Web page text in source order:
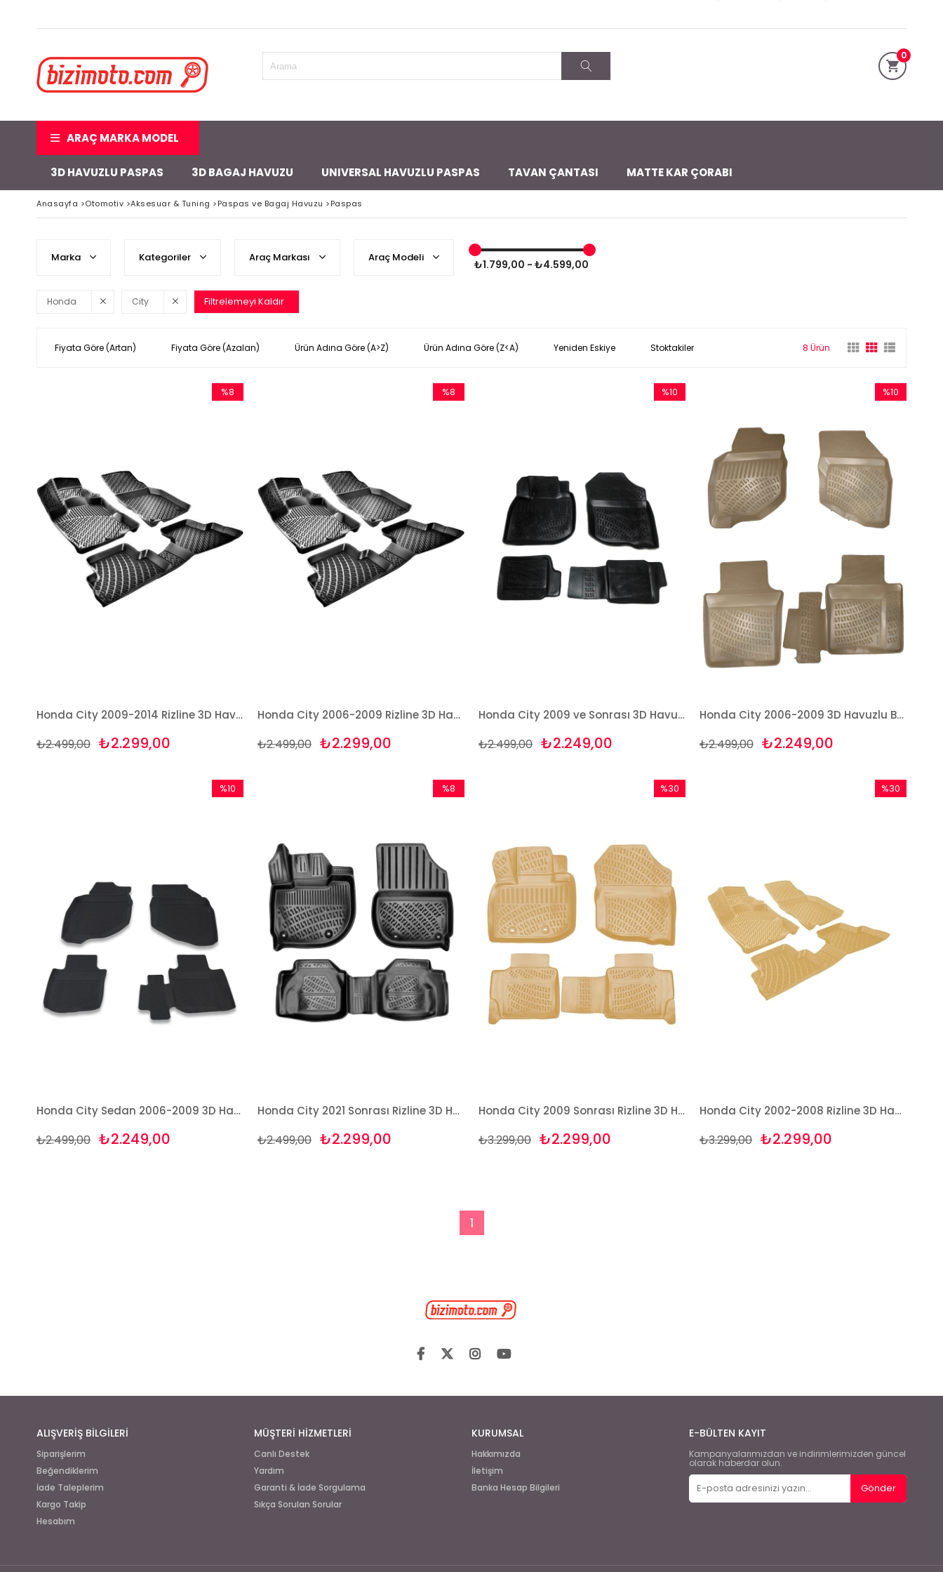
0
ARAÇ MARKA MODEL
3D HAVUZLU PASPAS 3D BAGAJ HAVUZU UNIVERSAL HAVUZLU PASPAS TAVAN ÇANTASI MATTE KAR ÇORABI
Anasayfa >Otomotiv >Aksesuar & Tuning >Paspas ve Bagaj Havuzu >Paspas
Marka Kategoriler Araç Markası Araç Modeli
₺1.799,00 - ₺4.599,00
Honda City Filtrelemeyi Kaldır
Fiyata Göre (Artan) Fiyata Göre (Azalan) Ürün Adına Göre (A>Z) Ürün Adına Göre (Z<A) Yeniden Eskiye Stoktakiler 8 Ürün
Honda City 2009-2014 Rizline 3D Havuzlu Paspas
₺2.299,00
₺2.499,00
%8
Honda City 2006-2009 Rizline 3D Havuzlu Paspas
₺2.299,00
₺2.499,00
%8
Honda City 2009 ve Sonrası 3D Havuzlu Paspas Takımı Bizymo
₺2.249,00
₺2.499,00
%10
Honda City 2006-2009 3D Havuzlu Bej Paspas Bizymo
₺2.249,00
₺2.499,00
%10
Honda City Sedan 2006-2009 3D Havuzlu Paspas Takımı Bizymo
₺2.249,00
₺2.499,00
%10
Honda City 2021 Sonrası Rizline 3D Havuzlu Paspas
₺2.299,00
₺2.499,00
%8
Honda City 2009 Sonrası Rizline 3D Havuzlu BEJ Paspas
₺2.299,00
₺3.299,00
%30
Honda City 2002-2008 Rizline 3D Havuzlu BEJ Paspas
₺2.299,00
₺3.299,00
%30
1
ALIŞVERİŞ BİLGİLERİ
Siparişlerim
Beğendiklerim
İade Taleplerim
Kargo Takip
Hesabım
MÜŞTERİ HİZMETLERİ
Canlı Destek
Yardım
Garanti & İade Sorgulama
Sıkça Sorulan Sorular
KURUMSAL
Hakkımızda
İletişim
Banka Hesap Bilgileri
E-BÜLTEN KAYIT
Kampanyalarımızdan ve indirimlerimizden güncel
olarak haberdar olun.
Gönder